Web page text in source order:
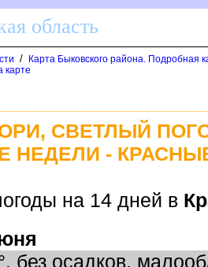
область
/
Карта Быковского района. Подробная
карте
СВЕТЛЫЙ
НЕДЕЛИ -
на 14 дней
без осадков,